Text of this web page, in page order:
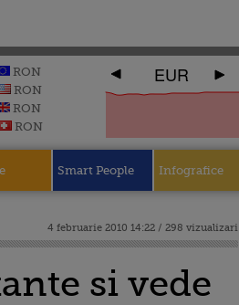
RON
RON
RON
RON
EUR
Smart People Infografice
4 februarie 2010 14:22 / 298 vizualizari
si vede